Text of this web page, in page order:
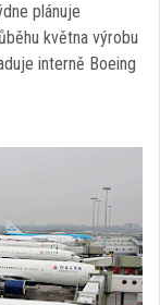
plánuje
května výrobu
interně Boeing